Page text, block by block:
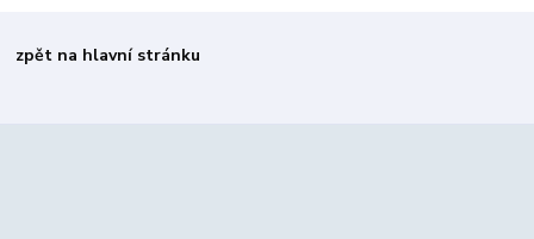
zpět na hlavní stránku